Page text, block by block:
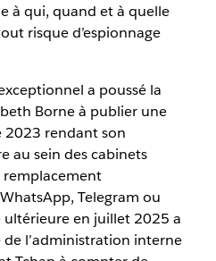
à qui, quand et à quelle
risque d’espionnage
a poussé la
Borne à publier une
2023 rendant son
au sein des cabinets
remplacement
Telegram ou
ultérieure en juillet 2025 a
l’administration interne